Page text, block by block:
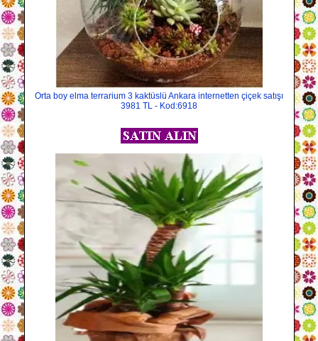
Orta boy elma terrarium 3 kaktüslü Ankara internetten çiçek satışı
3981 TL - Kod:6918